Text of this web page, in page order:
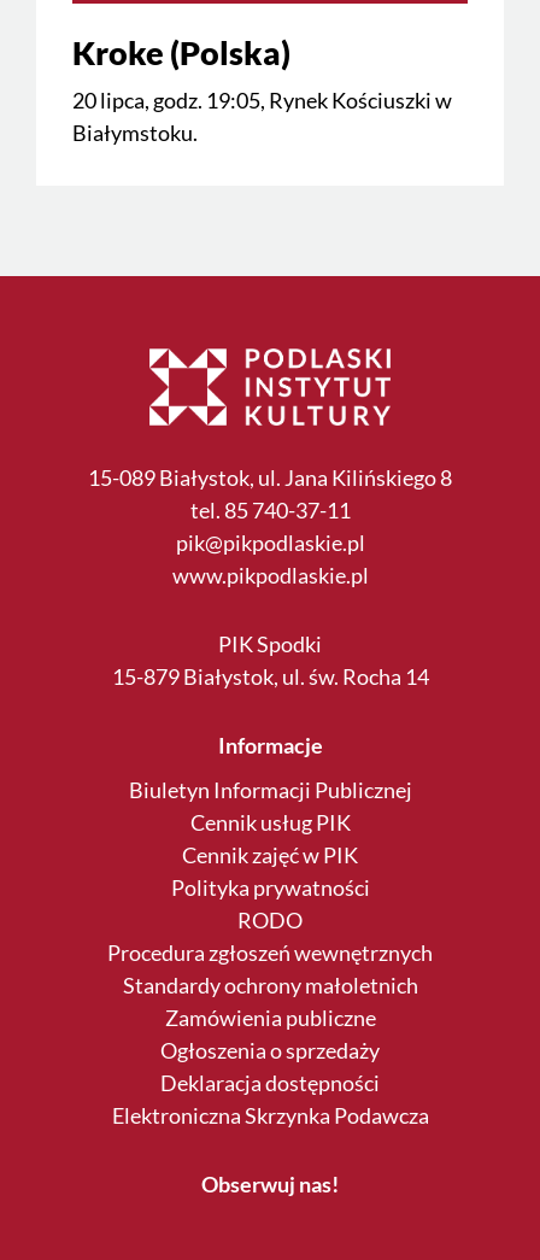
Kroke (Polska)
20 lipca, godz. 19:05, Rynek Kościuszki w
Białymstoku.
15-089 Białystok, ul. Jana Kilińskiego 8
tel. 85 740-37-11
pik@pikpodlaskie.pl
www.pikpodlaskie.pl
PIK Spodki
15-879 Białystok, ul. św. Rocha 14
Informacje
Biuletyn Informacji Publicznej
Cennik usług PIK
Cennik zajęć w PIK
Polityka prywatności
RODO
Procedura zgłoszeń wewnętrznych
Standardy ochrony małoletnich
Zamówienia publiczne
Ogłoszenia o sprzedaży
Deklaracja dostępności
Elektroniczna Skrzynka Podawcza
Obserwuj nas!